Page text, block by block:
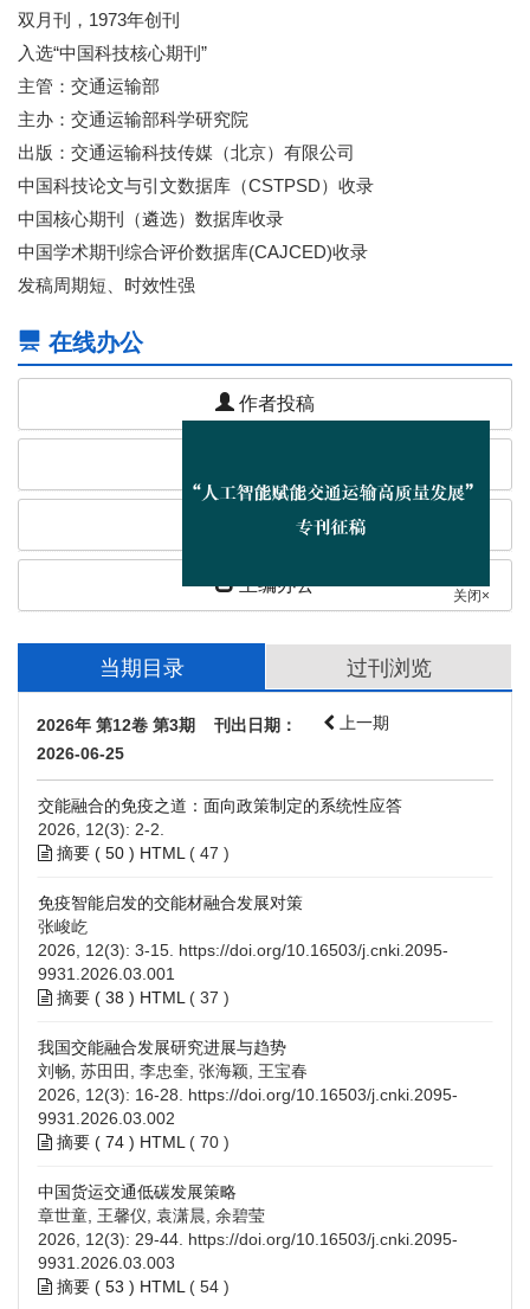
双月刊，1973年创刊
入选“中国科技核心期刊”
主管：交通运输部
主办：交通运输部科学研究院
出版：交通运输科技传媒（北京）有限公司
中国科技论文与引文数据库（CSTPSD）收录
中国核心期刊（遴选）数据库收录
中国学术期刊综合评价数据库(CAJCED)收录
发稿周期短、时效性强
在线办公
作者投稿
编辑办公
主编办公
当期目录 过刊浏览
2026年 第12卷 第3期 刊出日期：
2026-06-25
上一期
交能融合的免疫之道：面向政策制定的系统性应答
2026, 12(3): 2-2.
摘要 ( 50 ) HTML ( 47 )
免疫智能启发的交能材融合发展对策
张峻屹
2026, 12(3): 3-15. https://doi.org/10.16503/j.cnki.2095-
9931.2026.03.001
摘要 ( 38 ) HTML ( 37 )
我国交能融合发展研究进展与趋势
刘畅, 苏田田, 李忠奎, 张海颖, 王宝春
2026, 12(3): 16-28. https://doi.org/10.16503/j.cnki.2095-
9931.2026.03.002
摘要 ( 74 ) HTML ( 70 )
中国货运交通低碳发展策略
章世童, 王馨仪, 袁潇晨, 余碧莹
2026, 12(3): 29-44. https://doi.org/10.16503/j.cnki.2095-
9931.2026.03.003
摘要 ( 53 ) HTML ( 54 )